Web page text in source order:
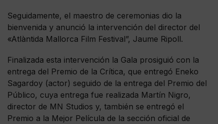
Seguidamente, el maestro de ceremonias dio la
bienvenida y anunció la intervención del director del
«Atlàntida Mallorca Film Festival”, Jaume Ripoll.
Finalizada esta intervención la Gala prosiguió con la
entrega del Premio de la Crítica, que entregó Eneko
Sagardoy (actor) seguido de la entrega del Premio del
Público, cuya entrega fue realizada Martín Nigro,
director de MN Studios y, también se entregó el
Premio a la Mejor Película de la sección oficial de